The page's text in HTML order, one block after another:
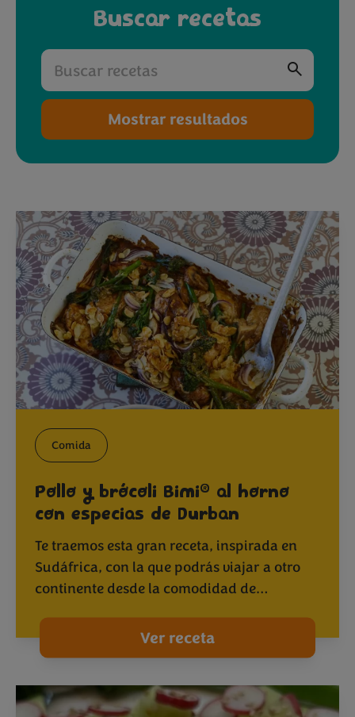
Buscar recetas
Mostrar resultados
Comida
Pollo y brócoli Bimi® al horno
con especias de Durban
Te traemos esta gran receta, inspirada en
Sudáfrica, con la que podrás viajar a otro
continente desde la comodidad de…
Ver receta